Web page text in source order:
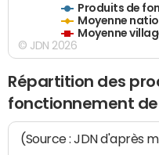
Produits de
Moyenne
Moyenne
© JDN 2026
Répartition des
fonctionnement de
(Source : JDN d'après